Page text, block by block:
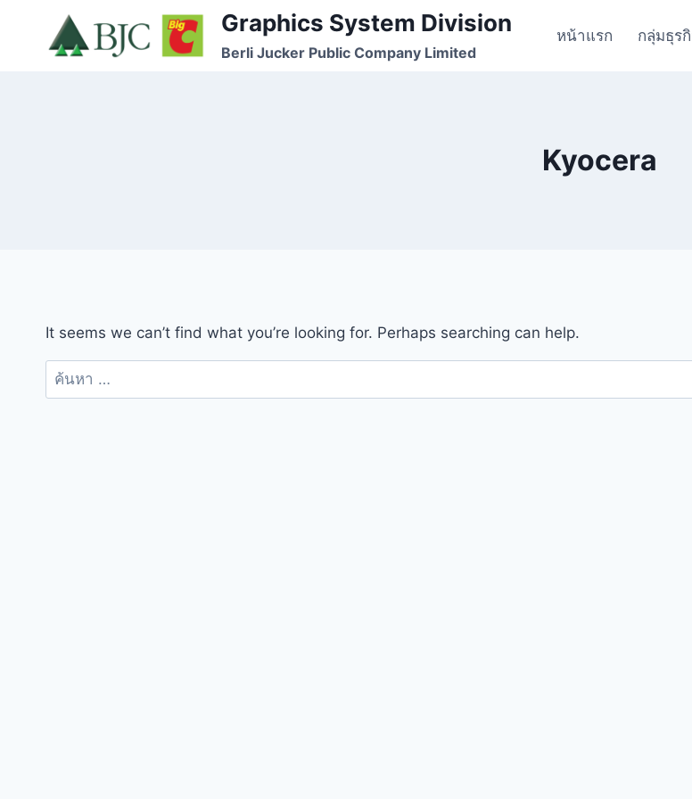
Graphics System Division
Berli Jucker Public Company Limited
หน้าแรก กลุ่มธุร
Kyocera
It seems we can’t find what you’re looking for. Perhaps searching can help.
ค้นหา
สำหรับ: